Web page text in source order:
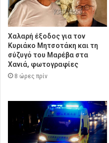
Χαλαρή έξοδος για τον
Κυριάκο Μητσοτάκη και τη
σύζυγό του Μαρέβα στα
Χανιά, φωτογραφίες
8 ώρες πρίν